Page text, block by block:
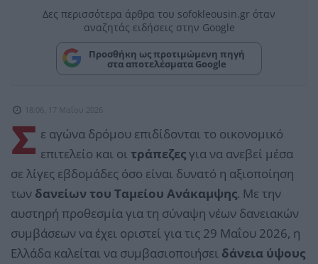
Δες περισσότερα άρθρα του sofokleousin.gr όταν
αναζητάς ειδήσεις στην Google
Προσθήκη ως προτιμώμενη πηγή
στα αποτελέσματα Google
18:06, 17 Μαΐου 2026
Σ ε αγώνα δρόμου επιδίδονται το οικονομικό
επιτελείο και οι τράπεζεςγια να ανεβεί μέσα
σε λίγες εβδομάδες όσο είναι δυνατό η αξιοποίηση
των δανείων του Ταμείου Ανάκαμψης. Με την
αυστηρή προθεσμία για τη σύναψη νέων δανειακών
συμβάσεων να έχει οριστεί για τις 29 Μαΐου 2026, η
Ελλάδα καλείται να συμβασιοποιήσει δάνεια ύψους